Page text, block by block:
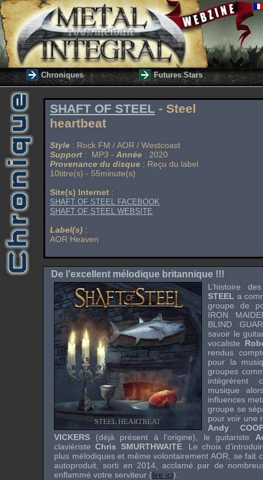
Chroniques Futures Stars
SHAFT OF STEEL - Steel
heartbeat
Style : Rock FM / AOR / Westcoast
Support : MP3 - Année : 2020
Provenance du disque : Reçu du label
10titre(s) - 55minute(s)
Site(s) Internet :
SHAFT OF STEEL FACEBOOK
SHAFT OF STEEL WEBSITE
Label(s) :
AOR Heaven
De l’excellent mélodique britannique !!!
L’histoire
STEEL a
groupe de
IRON
BLIND
savoir le
vocaliste
rendus
pour la
groupes
intégrèrent
musique
influences
groupe se
pour voir une
Andy
VICKERS (déjà présent à l’origine), le guitariste
claviéristeChris SMURTHWAITE. Le choix
plus mélodiques et même volontairement AOR , se fait
autoproduit, sorti en 2014, acclamé par de
enflammé votre serviteur (lire ici).